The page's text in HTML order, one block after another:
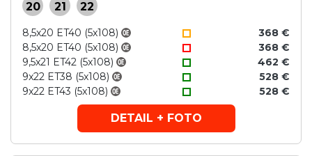
20 21 22
8,5x20 ET40 (5x108)
368 €
8,5x20 ET40 (5x108)
368 €
9,5x21 ET42 (5x108)
462 €
9x22 ET38 (5x108)
528 €
9x22 ET43 (5x108)
528 €
DETAIL + FOTO